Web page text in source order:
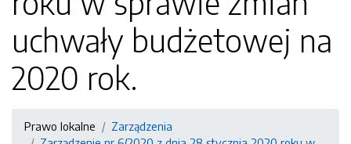
uchwały budżetowej na
2020 rok.
Prawo lokalne
Zarządzenia